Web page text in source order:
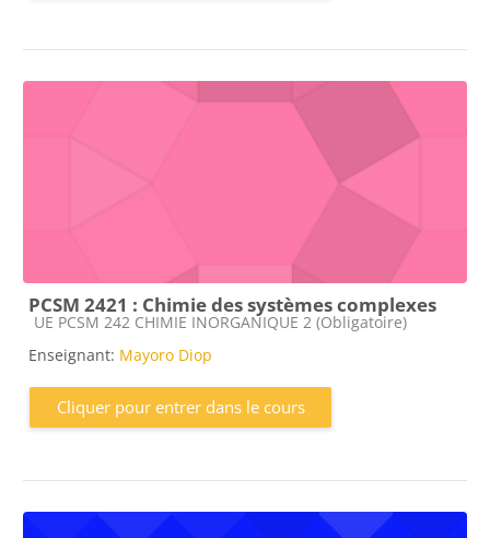
PCSM 2421 : Chimie des systèmes complexes
Catégorie de cours
UE PCSM 242 CHIMIE INORGANIQUE 2 (Obligatoire)
Enseignant: Mayoro Diop
Cliquer pour entrer dans le cours